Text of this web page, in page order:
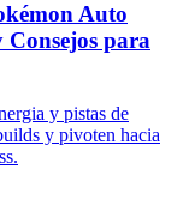
Auto
Consejos para
y pistas de
y pivoten hacia